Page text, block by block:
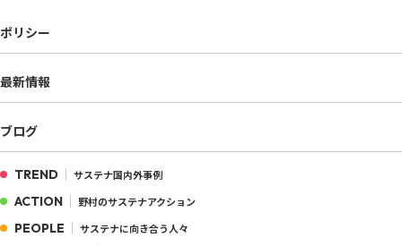
ポリシー
最新情報
ブログ
TREND サステナ国内外事例
ACTION 野村のサステナアクション
PEOPLE サステナに向き合う人々